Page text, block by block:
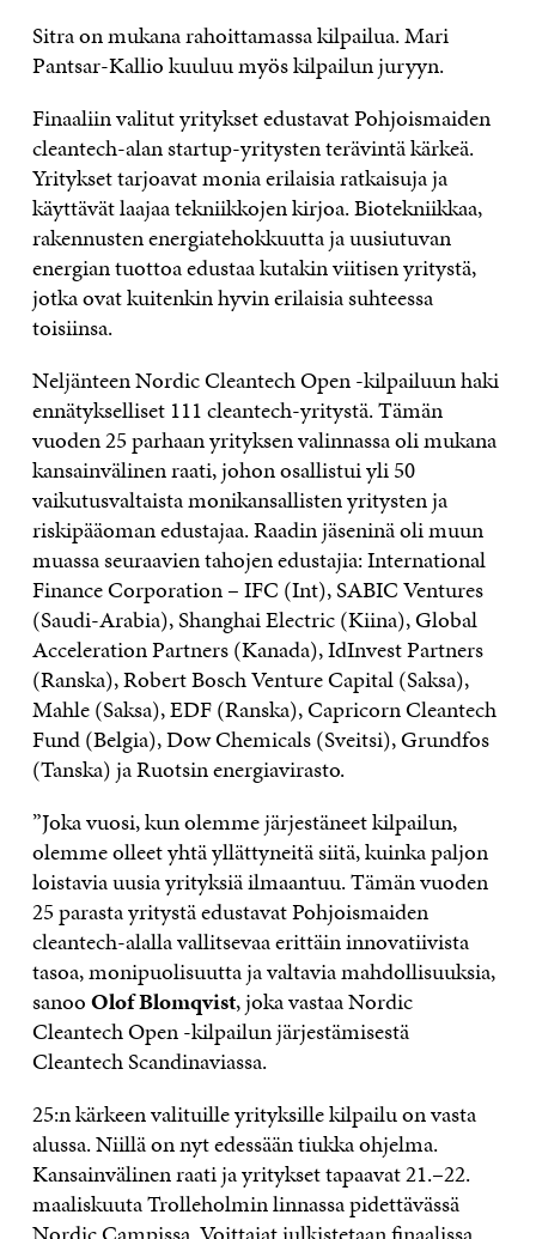
Sitra on mukana rahoittamassa kilpailua. Mari
Pantsar-Kallio kuuluu myös kilpailun juryyn.
Finaaliin valitut yritykset edustavat Pohjoismaiden
cleantech-alan startup-yritysten terävintä kärkeä.
Yritykset tarjoavat monia erilaisia ratkaisuja ja
käyttävät laajaa tekniikkojen kirjoa. Biotekniikkaa,
rakennusten energiatehokkuutta ja uusiutuvan
energian tuottoa edustaa kutakin viitisen yritystä,
jotka ovat kuitenkin hyvin erilaisia suhteessa
toisiinsa.
Neljänteen Nordic Cleantech Open -kilpailuun haki
ennätykselliset 111 cleantech-yritystä. Tämän
vuoden 25 parhaan yrityksen valinnassa oli mukana
kansainvälinen raati, johon osallistui yli 50
vaikutusvaltaista monikansallisten yritysten ja
riskipääoman edustajaa. Raadin jäseninä oli muun
muassa seuraavien tahojen edustajia: International
Finance Corporation – IFC (Int), SABIC Ventures
(Saudi-Arabia), Shanghai Electric (Kiina), Global
Acceleration Partners (Kanada), IdInvest Partners
(Ranska), Robert Bosch Venture Capital (Saksa),
Mahle (Saksa), EDF (Ranska), Capricorn Cleantech
Fund (Belgia), Dow Chemicals (Sveitsi), Grundfos
(Tanska) ja Ruotsin energiavirasto.
”Joka vuosi, kun olemme järjestäneet kilpailun,
olemme olleet yhtä yllättyneitä siitä, kuinka paljon
loistavia uusia yrityksiä ilmaantuu. Tämän vuoden
25 parasta yritystä edustavat Pohjoismaiden
cleantech-alalla vallitsevaa erittäin innovatiivista
tasoa, monipuolisuutta ja valtavia mahdollisuuksia,
sanooOlof Blomqvist, joka vastaa Nordic
Cleantech Open -kilpailun järjestämisestä
Cleantech Scandinaviassa.
25:n kärkeen valituille yrityksille kilpailu on vasta
alussa. Niillä on nyt edessään tiukka ohjelma.
Kansainvälinen raati ja yritykset tapaavat 21.–22.
maaliskuuta Trolleholmin linnassa pidettävässä